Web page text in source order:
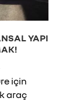
YAPI
için
araç